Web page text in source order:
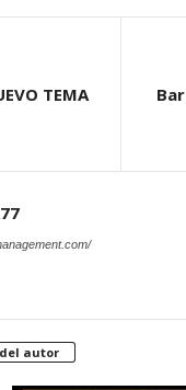
TEMA
autor